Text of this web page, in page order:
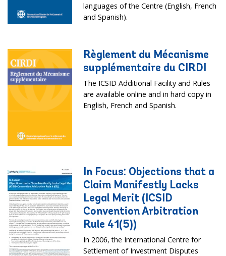
languages of the Centre (English, French
and Spanish).
Règlement du Mécanisme
supplémentaire du CIRDI
The ICSID Additional Facility and Rules
are available online and in hard copy in
English, French and Spanish.
In Focus: Objections that a
Claim Manifestly Lacks
Legal Merit (ICSID
Convention Arbitration
Rule 41(5))
In 2006, the International Centre for
Settlement of Investment Disputes